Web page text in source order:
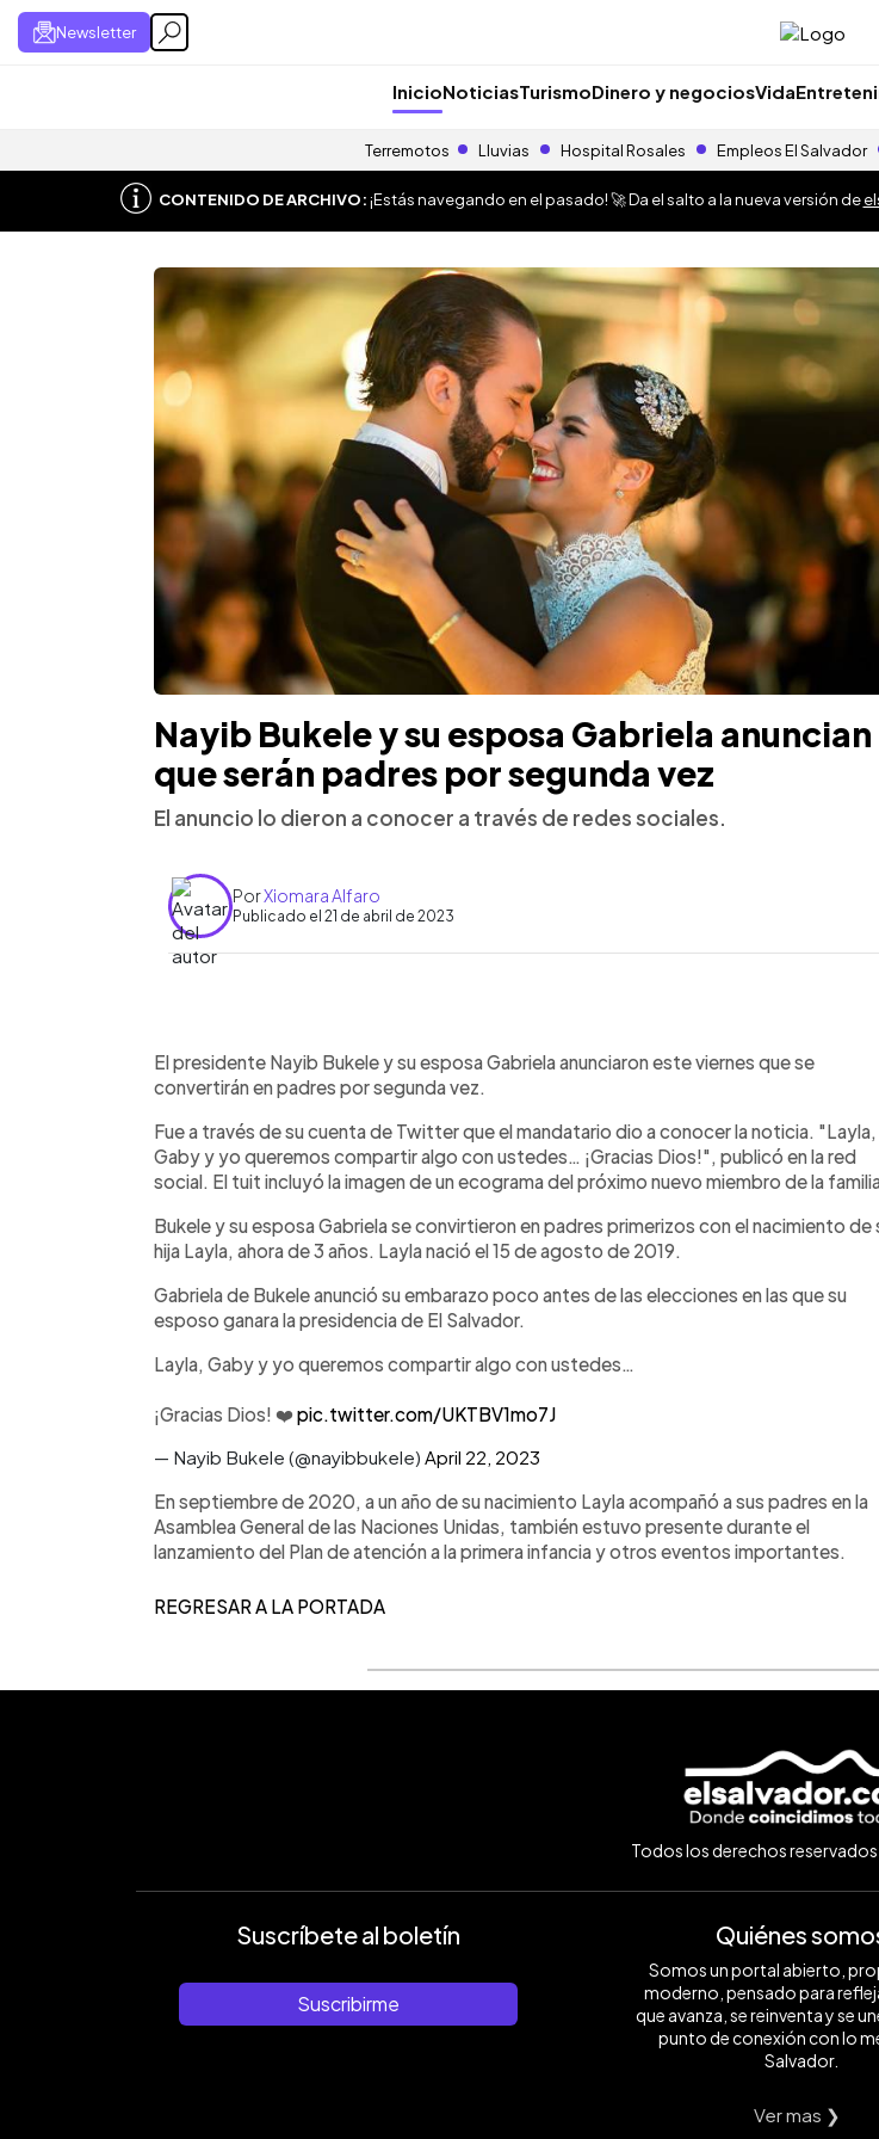
Newsletter
InicioNoticiasTurismoDinero y negociosVida
Terremotos Lluvias Hospital Rosales Empleos El Salvador
CONTENIDO DE ARCHIVO:¡Estás navegando en el pasado! 🚀 Da el salto a la nueva versión de
Nayib Bukele y su esposa Gabriela anuncian
que serán padres por segunda vez
El anuncio lo dieron a conocer a través de redes sociales.
PorXiomara Alfaro
Publicado el 21 de abril de 2023
Escuchar artículo
El presidente Nayib Bukele y su esposa Gabriela anunciaron este viernes que se
convertirán en padres por segunda vez.
Fue a través de su cuenta de Twitter que el mandatario dio a conocer la noticia. "Layla,
Gaby y yo queremos compartir algo con ustedes… ¡Gracias Dios!", publicó en la red
social. El tuit incluyó la imagen de un ecograma del próximo nuevo miembro de la
Bukele y su esposa Gabriela se convirtieron en padres primerizos con el nacimiento de
hija Layla, ahora de 3 años. Layla nació el 15 de agosto de 2019.
Gabriela de Bukele anunció su embarazo poco antes de las elecciones en las que su
esposo ganara la presidencia de El Salvador.
Layla, Gaby y yo queremos compartir algo con ustedes…
¡Gracias Dios! ❤️pic.twitter.com/UKTBV1mo7J
— Nayib Bukele (@nayibbukele) April 22, 2023
En septiembre de 2020, a un año de su nacimiento Layla acompañó a sus padres en la
Asamblea General de las Naciones Unidas, también estuvo presente durante el
lanzamiento del Plan de atención a la primera infancia y otros eventos importantes.
REGRESAR A LA PORTADA
Todos los derechos
Suscríbete al boletín
Suscribirme
Quiénes
Somos un portal abierto,
moderno, pensado para
que avanza, se reinventa y se
punto de conexión con lo
Salvador.
Ver mas ❯